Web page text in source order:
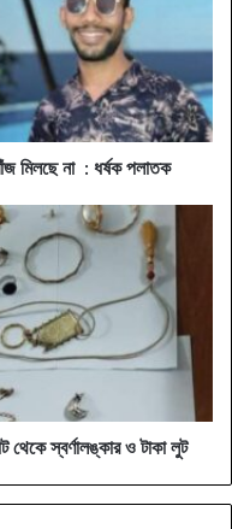
মিলছে না : ধর্ষক পলাতক
থেকে স্বর্ণালঙ্কার ও টাকা লুট